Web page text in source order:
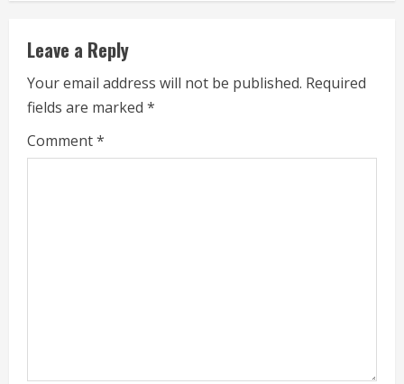
u
e
R
e
Leave a Reply
Your email address will not be published. Required
fields are marked *
Comment*